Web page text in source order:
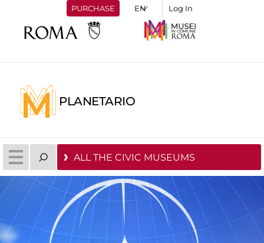
PURCHASE Log In
PLANETARIO
ALL THE CIVIC MUSEUMS